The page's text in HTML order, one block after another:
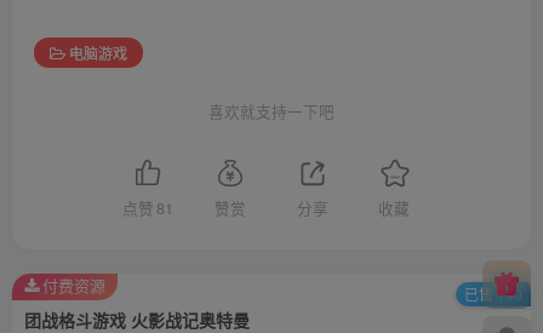
电脑游戏
喜欢就支持一下吧
点赞 81 赞赏 分享 收藏
团战格斗游戏 火影战记奥特曼
付费资源 已售 140